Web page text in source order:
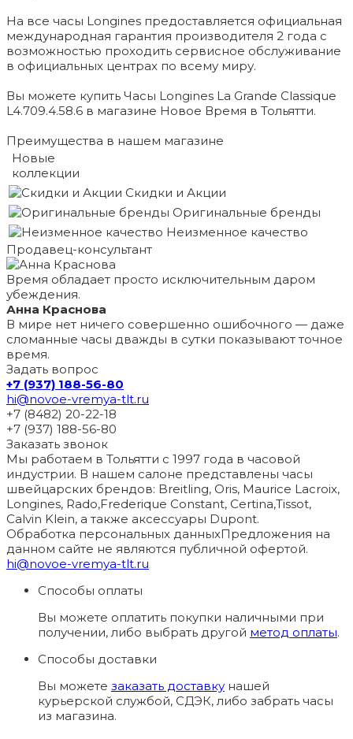
На все часы Longines предоставляется официальная
международная гарантия производителя 2 года с
возможностью проходить сервисное обслуживание
в официальных центрах по всему миру.
Вы можете купить Часы Longines La Grande Classique
L4.709.4.58.6 в магазине Новое Время в Тольятти.
Преимущества в нашем магазине
Новые
коллекции
Скидки и Акции
Оригинальные бренды
Неизменное качество
Продавец-консультант
Время обладает просто исключительным даром
убеждения.
Анна Краснова
В мире нет ничего совершенно ошибочного — даже
сломанные часы дважды в сутки показывают точное
время.
Задать вопрос
+7 (937) 188-56-80
hi@novoe-vremya-tlt.ru
+7 (8482) 20-22-18
+7 (937) 188-56-80
Заказать звонок
Мы работаем в Тольятти с 1997 года в часовой
индустрии. В нашем салоне представлены часы
швейцарских брендов: Breitling, Oris, Maurice Lacroix,
Longines, Rado,Frederique Constant, Certina,Tissot,
Calvin Klein, а также аксессуары Dupont.
Обработка персональных данныхПредложения на
данном сайте не являются публичной офертой.
hi@novoe-vremya-tlt.ru
Способы оплаты
Вы можете оплатить покупки наличными при
получении, либо выбрать другой метод оплаты.
Способы доставки
Вы можете заказать доставку нашей
курьерской службой, СДЭК, либо забрать часы
из магазина.